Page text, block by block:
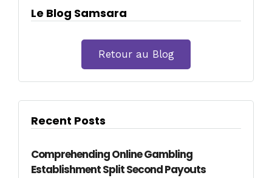
Le Blog Samsara
Retour au Blog
Recent Posts
Comprehending Online Gambling
Establishment Split Second Payouts